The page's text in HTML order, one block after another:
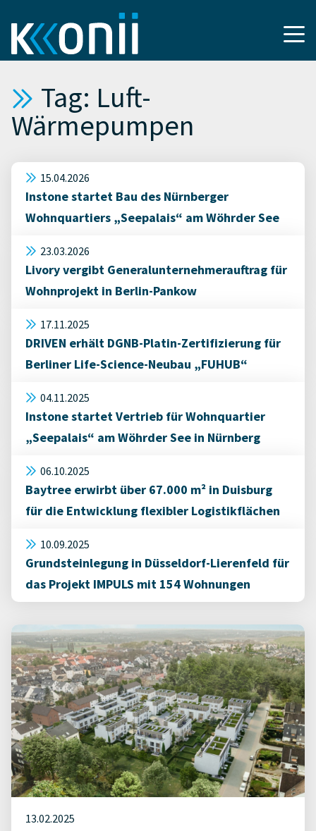
Tag: Luft-
Wärmepumpen
15.04.2026
Instone startet Bau des Nürnberger
Wohnquartiers „Seepalais“ am Wöhrder See
23.03.2026
Livory vergibt Generalunternehmerauftrag für
Wohnprojekt in Berlin-Pankow
17.11.2025
DRIVEN erhält DGNB-Platin-Zertifizierung für
Berliner Life-Science-Neubau „FUHUB“
04.11.2025
Instone startet Vertrieb für Wohnquartier
„Seepalais“ am Wöhrder See in Nürnberg
06.10.2025
Baytree erwirbt über 67.000 m² in Duisburg
für die Entwicklung flexibler Logistikflächen
10.09.2025
Grundsteinlegung in Düsseldorf-Lierenfeld für
das Projekt IMPULS mit 154 Wohnungen
13.02.2025